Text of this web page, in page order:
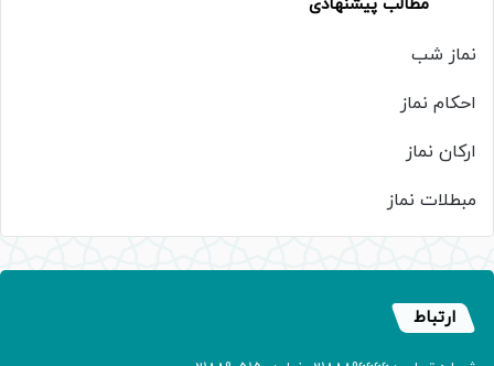
مطالب پیشنهادی
نماز شب
احکام نماز
ارکان نماز
مبطلات نماز
ارتباط